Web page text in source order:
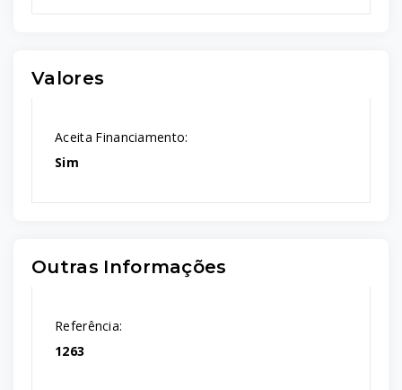
Valores
Aceita Financiamento:
Sim
Outras Informações
Referência:
1263